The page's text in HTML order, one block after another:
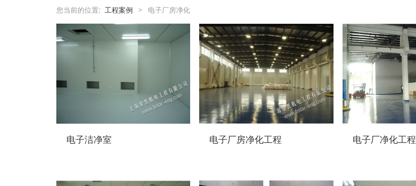
您当前的位置: 工程案例 > 电子厂房净化
电子洁净室 电子厂房净化工程 电子厂净化工程